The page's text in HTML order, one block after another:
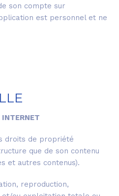
son compte sur
est personnel et ne
INTERNET
droits de propriété
que de son contenu
et autres contenus).
reproduction,